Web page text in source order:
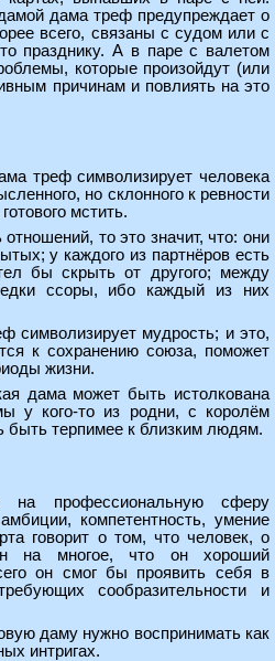
дама треф предупреждает о
всего, связаны с судом или с
празднику. А в паре с валетом
которые произойдут (или
причинам и повлиять на это
треф символизирует человека
но склонного к ревности
мстить.
отношений, то это значит, что: они
у каждого из партнёров есть
бы скрыть от другого; между
ссоры, ибо каждый из них
символизирует мудрость; и это,
к сохранению союза, поможет
жизни.
дама может быть истолкована
у кого-то из родни, с королём
быть терпимее к близким людям.
профессиональную сферу
компетентность, умение
говорит о том, что человек, о
на многое, что он хороший
он смог бы проявить себя в
сообразительности и
даму нужно воспринимать как
интригах.